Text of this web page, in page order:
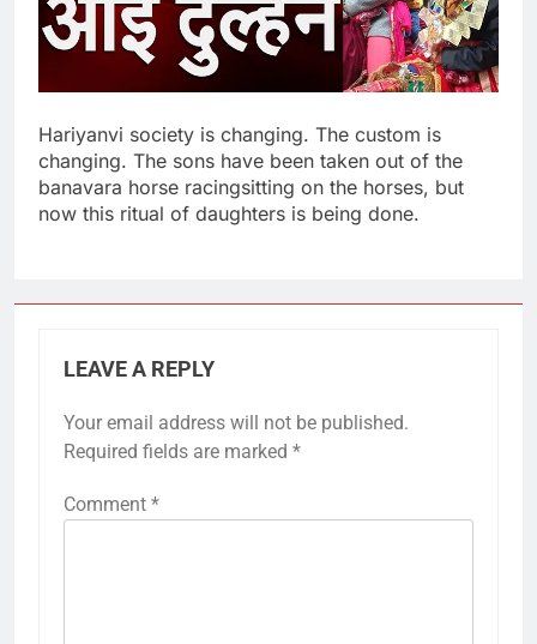
Hariyanvi society is changing. The custom is
changing. The sons have been taken out of the
banavara horse racingsitting on the horses, but
now this ritual of daughters is being done.
LEAVE A REPLY
Your email address will not be published.
Required fields are marked *
Comment *